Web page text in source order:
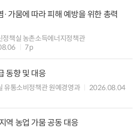
·가뭄에 따라 피해 예방을 위한 총력
책실 농촌소득에너지정책관
7p
동향 및 대응
유통소비정책관 원예경영과
2026.08.04
역 농업 가뭄 공동 대응